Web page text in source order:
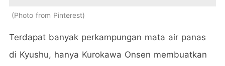
Photo from Pinterest
Terdapat banyak perkampungan mata air panas
di Kyushu, hanya Kurokawa Onsen membuatkan